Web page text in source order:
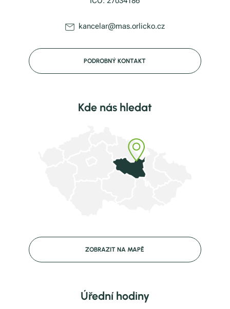
kancelar@mas.orlicko.cz
PODROBNÝ KONTAKT
Kde nás hledat
ZOBRAZIT NA MAPĚ
Úřední hodiny